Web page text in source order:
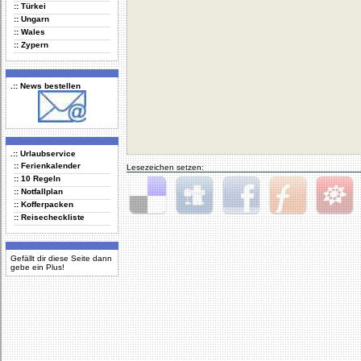
:: Türkei
:: Ungarn
:: Wales
:: Zypern
.:: News bestellen
.:: Urlaubservice
:: Ferienkalender
:: 10 Regeln
:: Notfallplan
:: Kofferpacken
:: Reisecheckliste
Gefällt dir diese Seite dann
gebe ein Plus!
Lesezeichen setzen:
Delicious Digg Facebook Furl StudiVZ